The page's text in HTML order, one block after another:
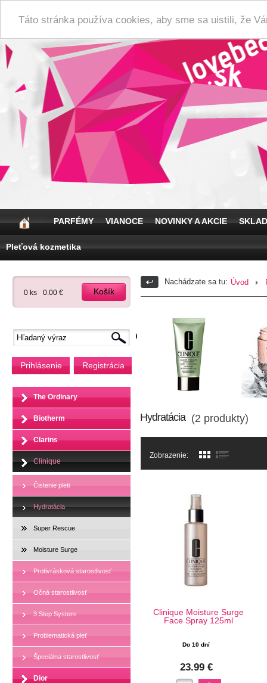
Táto stránka používa cookies, aby sme sa uistili, že
PARFÉMY VIANOCE NOVINKY A AKCIE
Pleťová kozmetika
0 ks 0.00 € Košík
Prihlásenie Registrácia
The Ordinary
Biotherm
Clarins
Clinique
Čistenie pleti
Hydratácia
Super Rescue
Moisture Surge
Protivrásková starostlivosť
Očná starostlivosť
3 Step System
Problematická pleť
Špeciálna starostlivosť
Dior
Nachádzate sa tu: Úvod
Hydratácia(2 produkty)
Zobrazenie:
Clinique Moisture Surge
Face Spray 125ml
Do 10 dní
23.99 €